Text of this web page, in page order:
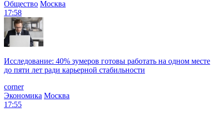
Общество Москва
17:58
Исследование: 40% зумеров готовы работать на одном месте
до пяти лет ради карьерной стабильности
corner
Экономика Москва
17:55